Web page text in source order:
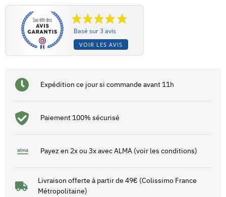
Basé sur 3 avis
VOIR LES AVIS
Expédition ce jour si commande avant 11h
Paiement 100% sécurisé
Payez en 2x ou 3x avec ALMA (voir les conditions)
Livraison offerte à partir de 49€ (Colissimo France
Métropolitaine)